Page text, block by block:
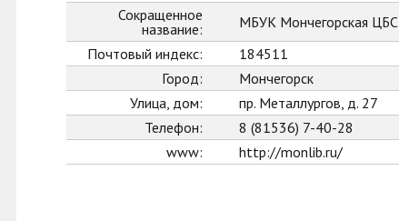
Сокращенное
название:
МБУК Мончегорская ЦБС
Почтовый индекс:
184511
Город:
Мончегорск
Улица, дом:
пр. Металлургов, д. 27
Телефон:
8 (81536) 7-40-28
www:
http://monlib.ru/